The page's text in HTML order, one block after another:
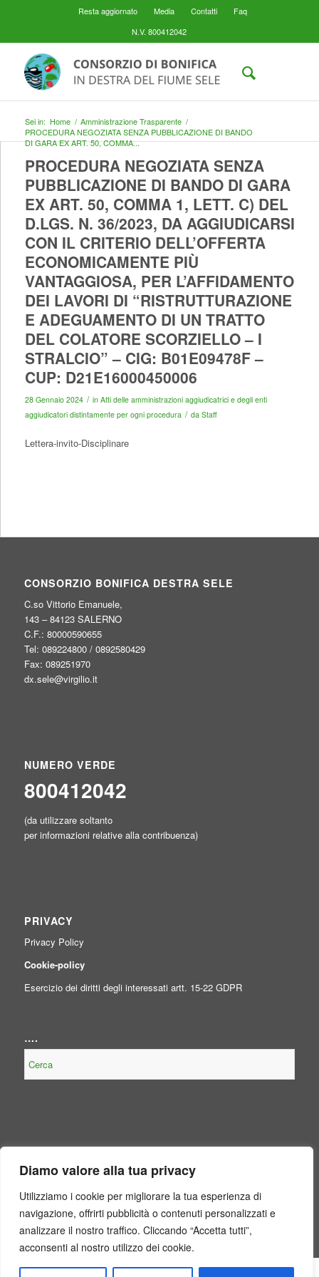
Diamo valore alla tua privacy
Utilizziamo i cookie per migliorare la tua esperienza di
navigazione, offrirti pubblicità o contenuti personalizzati e
analizzare il nostro traffico. Cliccando “Accetta tutti”,
acconsenti al nostro utilizzo dei cookie.
Resta aggiornato Media Contatti
Faq
N.V. 800412042
Sei in: Home / Amministrazione Trasparente /
PROCEDURA NEGOZIATA SENZA PUBBLICAZIONE DI BANDO
DI GARA EX ART. 50, COMMA...
PROCEDURA NEGOZIATA SENZA
PUBBLICAZIONE DI BANDO DI GARA
EX ART. 50, COMMA 1, LETT. C) DEL
D.LGS. N. 36/2023, DA AGGIUDICARSI
CON IL CRITERIO DELL’OFFERTA
ECONOMICAMENTE PIÙ
VANTAGGIOSA, PER L’AFFIDAMENTO
DEI LAVORI DI “RISTRUTTURAZIONE
E ADEGUAMENTO DI UN TRATTO
DEL COLATORE SCORZIELLO – I
STRALCIO” – CIG: B01E09478F –
CUP: D21E16000450006
28 Gennaio 2024 / in Atti delle amministrazioni aggiudicatrici e degli enti
aggiudicatori distintamente per ogni procedura / da Staff
Lettera-invito-Disciplinare
CONSORZIO BONIFICA DESTRA SELE
C.so Vittorio Emanuele,
143 – 84123 SALERNO
C.F.: 80000590655
Tel: 089224800 / 0892580429
Fax: 089251970
dx.sele@virgilio.it
NUMERO VERDE
800412042
(da utilizzare soltanto
per informazioni relative alla contribuenza)
PRIVACY
Privacy Policy
Cookie-policy
Esercizio dei diritti degli interessati artt. 15-22 GDPR
….
NOTE LEGALI
Contenuto non presente perché non obbligatorio, per legge, per il